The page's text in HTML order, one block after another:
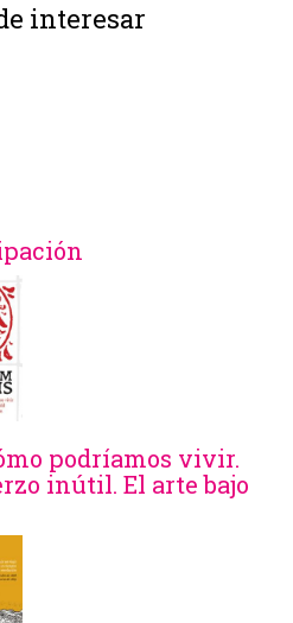
interesar
podríamos vivir.
inútil. El arte bajo